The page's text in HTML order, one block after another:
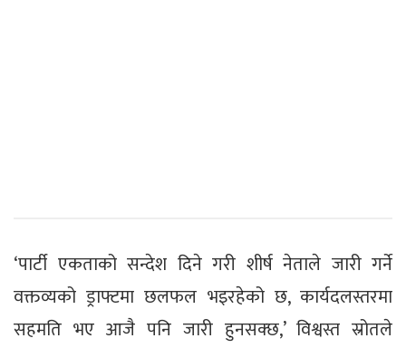
‘पार्टी एकताको सन्देश दिने गरी शीर्ष नेताले जारी गर्ने
वक्तव्यको ड्राफ्टमा छलफल भइरहेको छ, कार्यदलस्तरमा
सहमति भए आजै पनि जारी हुनसक्छ,’ विश्वस्त स्रोतले